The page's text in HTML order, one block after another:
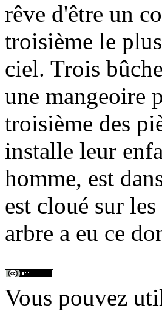
rêve d'être un
troisième le
ciel. Trois
une mangeoire
troisième des
installe leur
homme, est
est cloué sur
arbre a eu ce
Vous pouvez